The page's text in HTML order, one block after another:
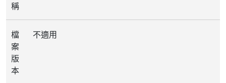
稱
檔
案
版
本
不適用